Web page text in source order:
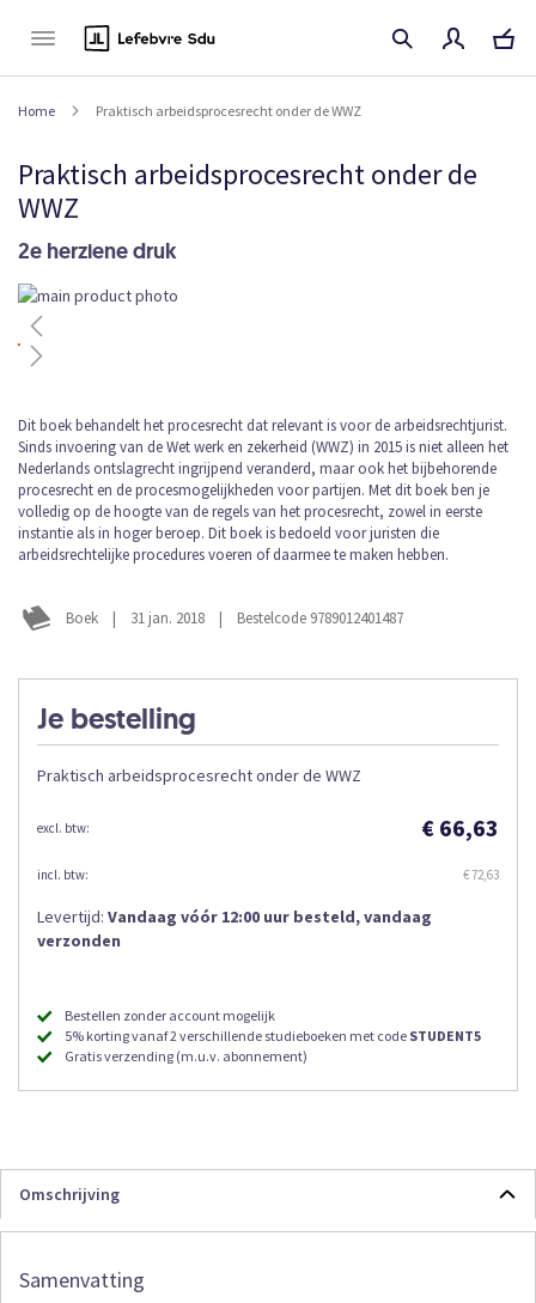
Home Praktisch arbeidsprocesrecht onder de WWZ
Praktisch arbeidsprocesrecht onder de
WWZ
2e herziene druk
Je bestelling
Praktisch arbeidsprocesrecht onder de WWZ
€ 66,63
€ 72,63
Levertijd: Vandaag vóór 12:00 uur besteld, vandaag
verzonden
Bestellen zonder account mogelijk
5% korting vanaf 2 verschillende studieboeken met code STUDENT5
Gratis verzending (m.u.v. abonnement)
Ga
naar
het
einde
de
afbeeldingen-
gallerij
Boek | 31 jan. 2018 | Bestelcode 9789012401487
Ga
naar
het
begin
van
de
afbeeldingen-
Dit boek behandelt het procesrecht dat relevant is voor de arbeidsrechtjurist.
Sinds invoering van de Wet werk en zekerheid (WWZ) in 2015 is niet alleen het
Nederlands ontslagrecht ingrijpend veranderd, maar ook het bijbehorende
procesrecht en de procesmogelijkheden voor partijen. Met dit boek ben je
volledig op de hoogte van de regels van het procesrecht, zowel in eerste
instantie als in hoger beroep. Dit boek is bedoeld voor juristen die
arbeidsrechtelijke procedures voeren of daarmee te maken hebben.
Omschrijving
Samenvatting